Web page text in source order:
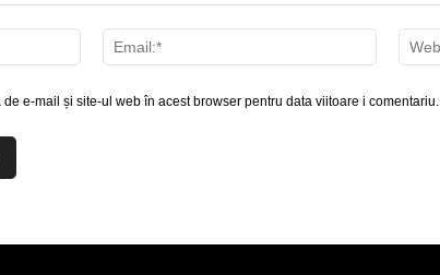
Nume:*
Email:*
e-mail și site-ul web în acest browser pentru data viitoare i comentariu.